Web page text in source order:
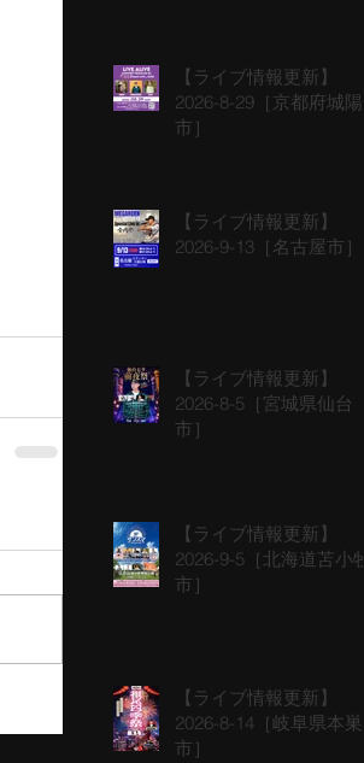
【ライブ情報更新】
2026-8-29［京都府城陽
市］
【ライブ情報更新】
2026-9-13［名古屋市］
【ライブ情報更新】
2026-8-5［宮城県仙台
市］
【ライブ情報更新】
2026-9-5［北海道苫小牧
市］
【ライブ情報更新】
2026-8-14［岐阜県本巣
市］